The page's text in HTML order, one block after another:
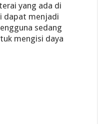
yang ada di
dapat menjadi
sedang
mengisi daya